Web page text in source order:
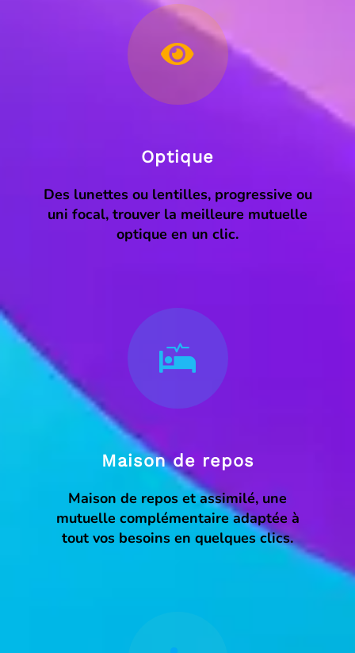
Optique
Des lunettes ou lentilles, progressive ou
uni focal, trouver la meilleure mutuelle
optique en un clic.
Maison de repos
Maison de repos et assimilé, une
mutuelle complémentaire adaptée à
tout vos besoins en quelques clics.